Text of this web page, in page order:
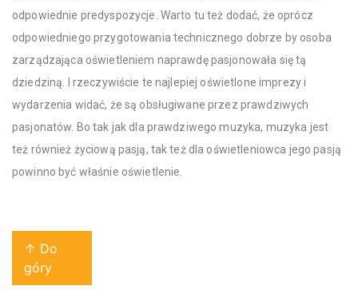
odpowiednie predyspozycje. Warto tu też dodać, że oprócz
odpowiedniego przygotowania technicznego dobrze by osoba
zarządzająca oświetleniem naprawdę pasjonowała się tą
dziedziną. I rzeczywiście te najlepiej oświetlone imprezy i
wydarzenia widać, że są obsługiwane przez prawdziwych
pasjonatów. Bo tak jak dla prawdziwego muzyka, muzyka jest
też również życiową pasją, tak też dla oświetleniowca jego pasją
powinno być właśnie oświetlenie.
↑ Do
góry